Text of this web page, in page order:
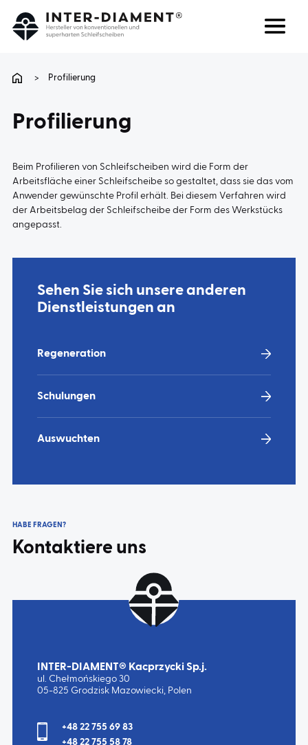
FAQ
KONTAKT
> Profilierung
Profilierung
Beim Profilieren von Schleifscheiben wird die Form der
Arbeitsfläche einer Schleifscheibe so gestaltet, dass sie das vom
Anwender gewünschte Profil erhält. Bei diesem Verfahren wird
der Arbeitsbelag der Schleifscheibe der Form des Werkstücks
angepasst.
Sehen Sie sich unsere anderen
Dienstleistungen an
Regeneration
Schulungen
Auswuchten
HABE FRAGEN?
Kontaktiere uns
INTER-DIAMENT® Kacprzycki Sp.j.
ul. Chełmońskiego 30
05-825 Grodzisk Mazowiecki, Polen
+48 22 755 69 83
+48 22 755 58 78